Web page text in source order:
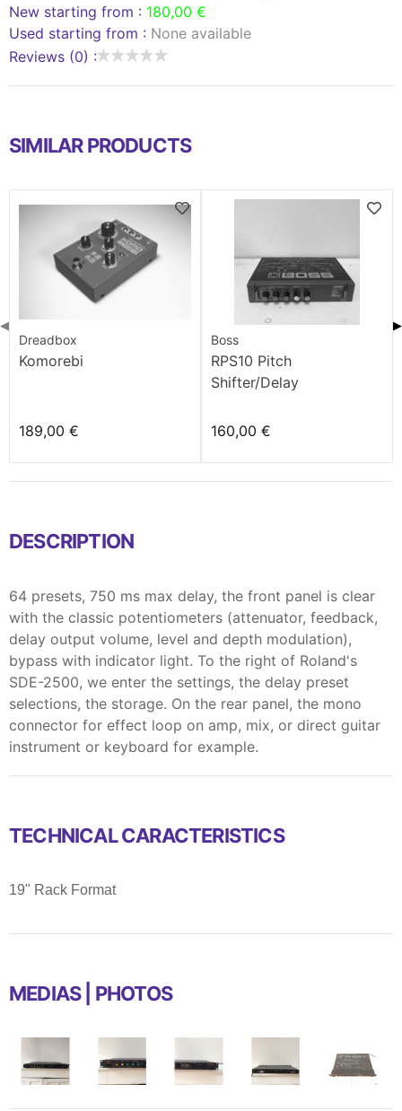
New starting from : 180,00 €
Used starting from : None available
Reviews (0) :
SIMILAR PRODUCTS
Dreadbox
Komorebi
189,00 €
Boss
RPS10 Pitch
Shifter/Delay
160,00 €
◀ ▶
DESCRIPTION
64 presets, 750 ms max delay, the front panel is clear
with the classic potentiometers (attenuator, feedback,
delay output volume, level and depth modulation),
bypass with indicator light. To the right of Roland's
SDE-2500, we enter the settings, the delay preset
selections, the storage. On the rear panel, the mono
connector for effect loop on amp, mix, or direct guitar
instrument or keyboard for example.
TECHNICAL CARACTERISTICS
19" Rack Format
MEDIAS | PHOTOS